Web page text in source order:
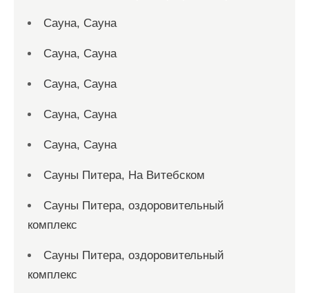
Сауна, Сауна
Сауна, Сауна
Сауна, Сауна
Сауна, Сауна
Сауна, Сауна
Сауны Питера, На Витебском
Сауны Питера, оздоровительный
комплекс
Сауны Питера, оздоровительный
комплекс